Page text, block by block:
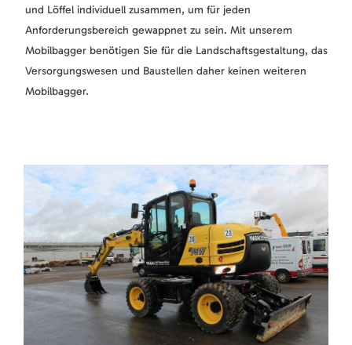
und Löffel individuell zusammen, um für jeden
Anforderungsbereich gewappnet zu sein. Mit unserem
Mobilbagger benötigen Sie für die Landschaftsgestaltung, das
Versorgungswesen und Baustellen daher keinen weiteren
Mobilbagger.